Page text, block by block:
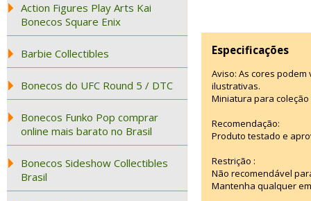
Action Figures Play Arts Kai
Bonecos Square Enix
Barbie Collectibles
Bonecos do UFC Round 5 / DTC
Bonecos Funko Pop comprar
online mais barato no Brasil
Bonecos Sideshow Collectibles
Brasil
Especificações
Aviso: As cores
ilustrativas.
Miniatura para
Recomendação:
Produto testado e
Restrição :
Não recomendável
Mantenha qualquer